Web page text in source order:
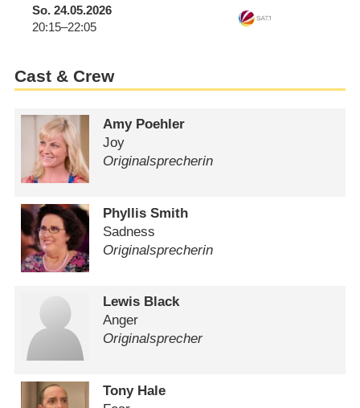
So.24.05.2026
20:15–22:05
Cast & Crew
Amy Poehler
Joy
Originalsprecherin
Phyllis Smith
Sadness
Originalsprecherin
Lewis Black
Anger
Originalsprecher
Tony Hale